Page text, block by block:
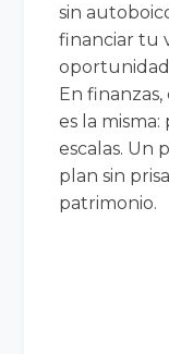
sin
financiar tu
En
es la
escalas. Un
plan sin
patrimonio.